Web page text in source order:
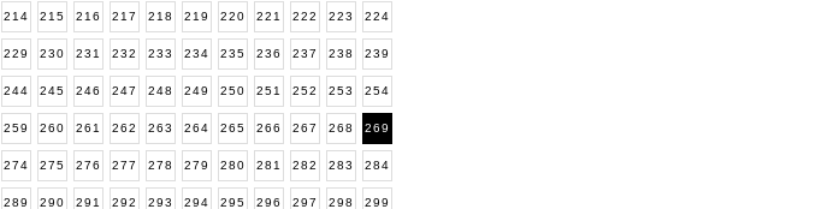
214 215 216 217 218 219 220 221 222 223 224
229 230 231 232 233 234 235 236 237 238 239
244 245 246 247 248 249 250 251 252 253 254
259 260 261 262 263 264 265 266 267 268 269
274 275 276 277 278 279 280 281 282 283 284
289 290 291 292 293 294 295 296 297 298 299